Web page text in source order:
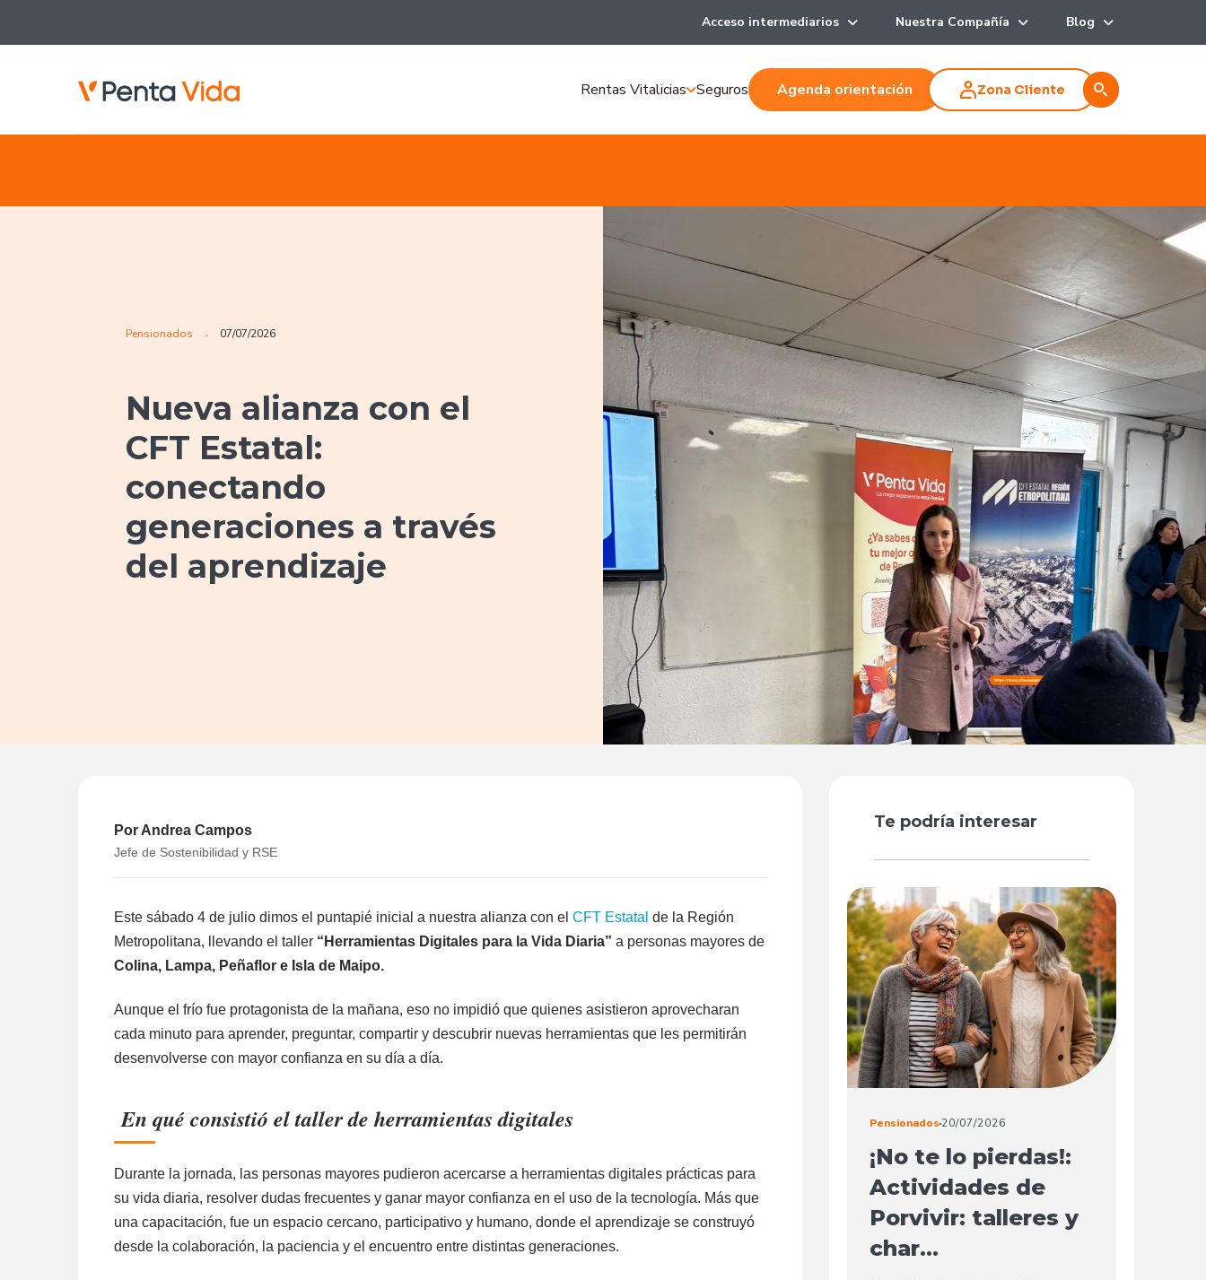
Acceso intermediarios Nuestra Compañía Blog
Rentas Vitalicias Seguros Agenda orientación Zona Cliente
Pensionados . 07/07/2026
Nueva alianza con el
CFT Estatal:
conectando
generaciones a través
del aprendizaje
Por Andrea Campos
Jefe de Sostenibilidad y RSE
Este sábado 4 de julio dimos el puntapié inicial a nuestra alianza con el CFT Estatal de la Región
Metropolitana, llevando el taller “Herramientas Digitales para la Vida Diaria” a personas mayores de
Colina, Lampa, Peñaflor e Isla de Maipo.
Aunque el frío fue protagonista de la mañana, eso no impidió que quienes asistieron aprovecharan
cada minuto para aprender, preguntar, compartir y descubrir nuevas herramientas que les permitirán
desenvolverse con mayor confianza en su día a día.
En qué consistió el taller de herramientas digitales
Durante la jornada, las personas mayores pudieron acercarse a herramientas digitales prácticas para
su vida diaria, resolver dudas frecuentes y ganar mayor confianza en el uso de la tecnología. Más que
una capacitación, fue un espacio cercano, participativo y humano, donde el aprendizaje se construyó
desde la colaboración, la paciencia y el encuentro entre distintas generaciones.
Te podría interesar
Pensionados20/07/2026
¡No te lo pierdas!:
Actividades de
Porvivir: talleres y
char...